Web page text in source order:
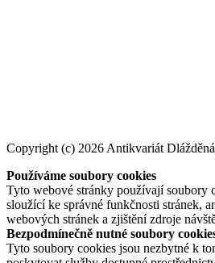
Copyright (c) 2026 Antikvariát Dlážděná
Používáme soubory cookies
Tyto webové stránky používají soubory
sloužící ke správné funkčnosti stránek,
webových stránek a zjištění zdroje
Bezpodmínečně nutné soubory
Tyto soubory cookies jsou nezbytné k